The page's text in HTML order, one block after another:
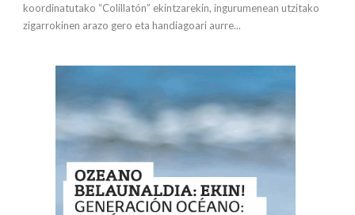
koordinatutako “Colillatón” ekintzarekin, ingurumenean utzitako
zigarrokinen arazo gero eta handiagoari aurre...